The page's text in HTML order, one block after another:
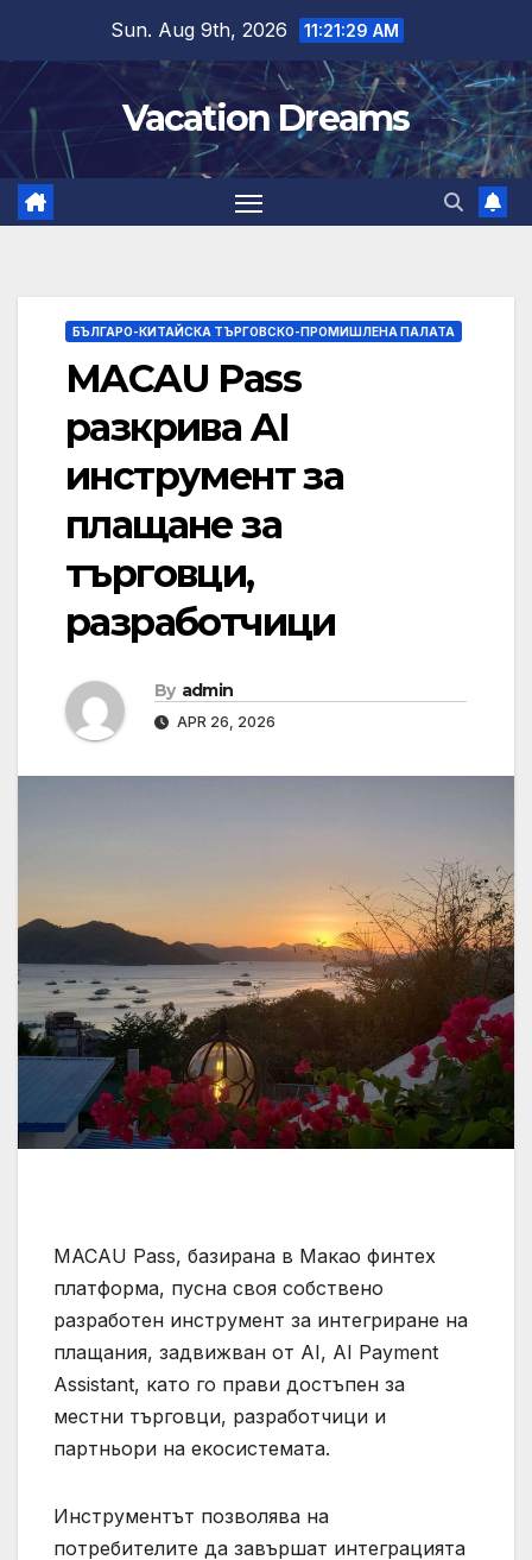
content
Sun. Aug 9th, 2026 11:21:29 AM
Vacation Dreams
БЪЛГАРО-КИТАЙСКА ТЪРГОВСКО-ПРОМИШЛЕНА ПАЛАТА
MACAU Pass
разкрива AI
инструмент за
плащане за
търговци,
разработчици
By admin
APR 26, 2026
MACAU Pass, базирана в Макао финтех
платформа, пусна своя собствено
разработен инструмент за интегриране на
плащания, задвижван от AI, AI Payment
Assistant, като го прави достъпен за
местни търговци, разработчици и
партньори на екосистемата.
Инструментът позволява на
потребителите да завършат интеграцията